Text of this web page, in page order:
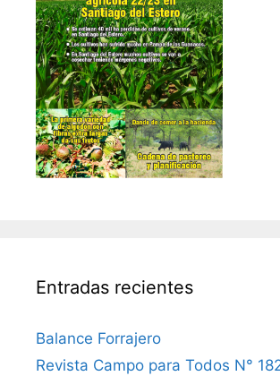
Entradas recientes
Balance Forrajero
Revista Campo para Todos N°